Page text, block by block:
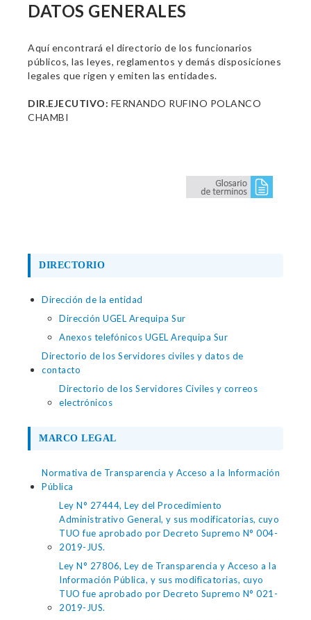
DATOS GENERALES
Aquí encontrará el directorio de los funcionarios
públicos, las leyes, reglamentos y demás disposiciones
legales que rigen y emiten las entidades.
DIR.EJECUTIVO: FERNANDO RUFINO POLANCO
CHAMBI
DIRECTORIO
Dirección de la entidad
Dirección UGEL Arequipa Sur
Anexos telefónicos UGEL Arequipa Sur
Directorio de los Servidores civiles y datos de
contacto
Directorio de los Servidores Civiles y correos
electrónicos
MARCO LEGAL
Normativa de Transparencia y Acceso a la Información
Pública
Ley N° 27444, Ley del Procedimiento
Administrativo General, y sus modificatorias, cuyo
TUO fue aprobado por Decreto Supremo N° 004-
2019-JUS.
Ley N° 27806, Ley de Transparencia y Acceso a la
Información Pública, y sus modificatorias, cuyo
TUO fue aprobado por Decreto Supremo N° 021-
2019-JUS.